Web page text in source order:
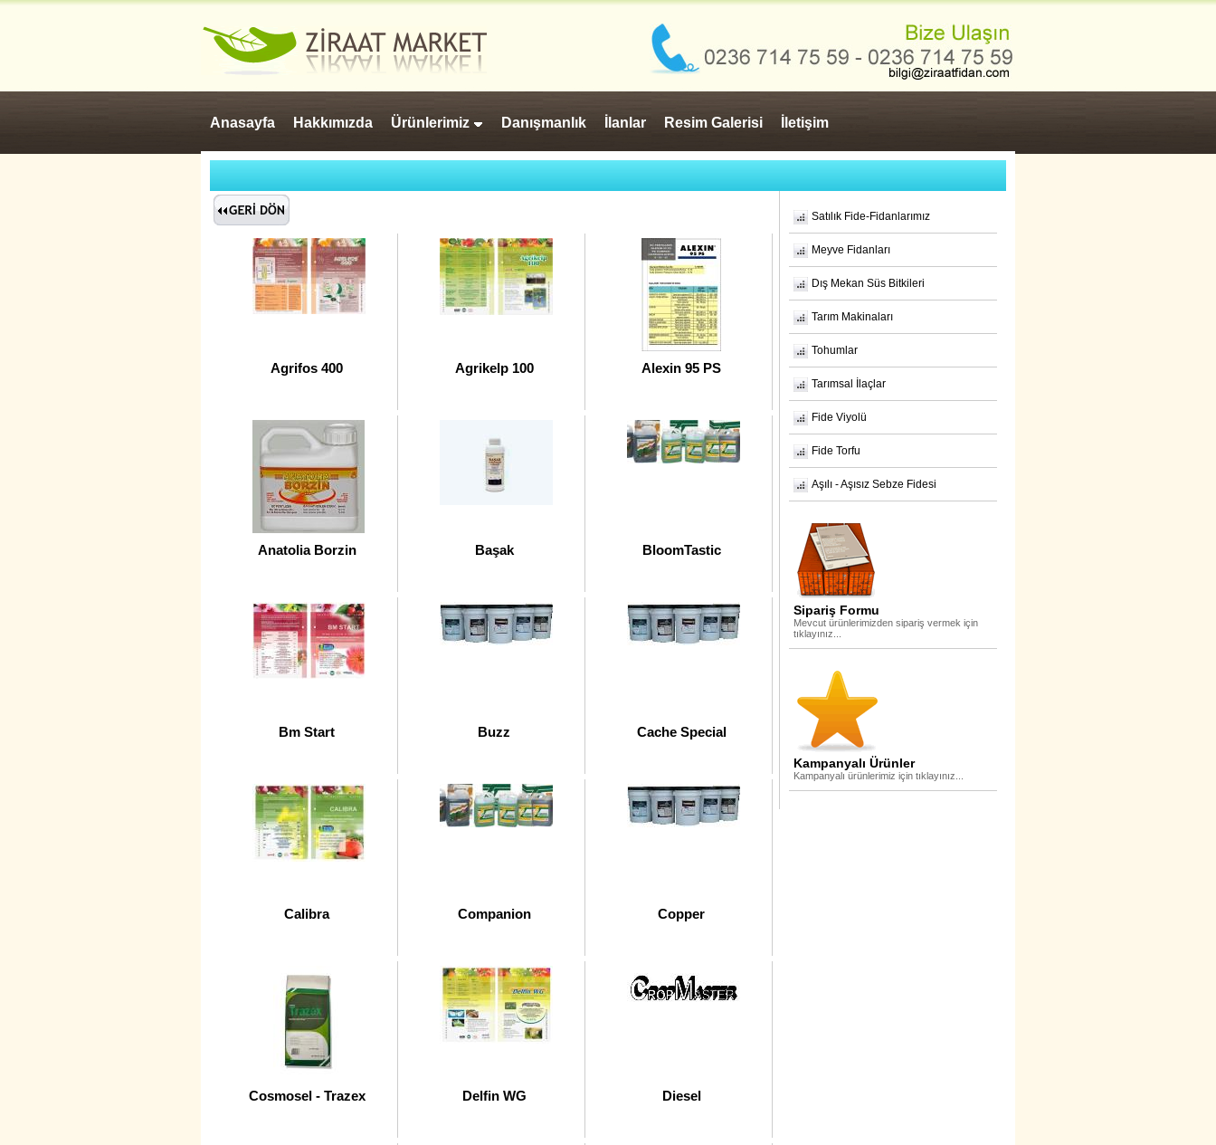
Anasayfa Hakkımızda Ürünlerimiz Danışmanlık İlanlar Resim Galerisi İletişim
Agrifos 400 Agrikelp 100 Alexin 95 PS
Anatolia Borzin Başak BloomTastic
Bm Start Buzz Cache Special
Calibra Companion Copper
Cosmosel - Trazex Delfin WG Diesel
Satılık Fide-Fidanlarımız
Meyve Fidanları
Dış Mekan Süs Bitkileri
Tarım Makinaları
Tohumlar
Tarımsal İlaçlar
Fide Viyolü
Fide Torfu
Aşılı - Aşısız Sebze Fidesi
Sipariş Formu
Mevcut ürünlerimizden sipariş vermek için
tıklayınız...
Kampanyalı Ürünler
Kampanyalı ürünlerimiz için tıklayınız...